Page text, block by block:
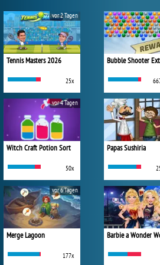
Tennis Masters 2026
25x
vor 2 Tagen
Witch Craft Potion Sort
50x
vor 4 Tagen
Merge Lagoon
177x
vor 6 Tagen
Bubble Shooter
Papas Sushiria